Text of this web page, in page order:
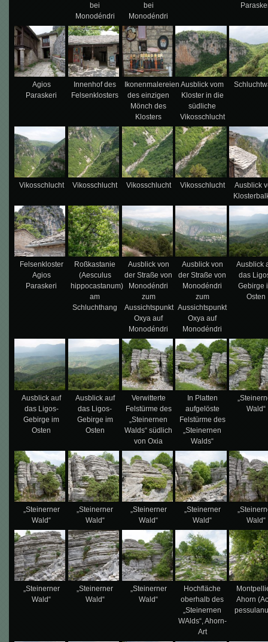
bei
Monodéndri
bei
Monodéndri
Agios
Paraskeri
Innenhof des
Felsenklosters
Ikonenmalereien
des einzigen
Mönch des
Klosters
Ausblick vom
Kloster in die
südliche
Vikosschlucht
Vikosschlucht Vikosschlucht Vikosschlucht Vikosschlucht
Ausblick
Felsenkloster
Agios
Paraskeri
Roßkastanie
(Aesculus
hippocastanum)
am
Schluchthang
Ausblick von
der Straße von
Monodéndri
zum
Aussichtspunkt
Oxya auf
Monodéndri
Ausblick von
der Straße von
Monodéndri
zum
Aussichtspunkt
Oxya auf
Monodéndri
Ausblick
das
Gebirge
Osten
Ausblick auf
das Ligos-
Gebirge im
Osten
Ausblick auf
das Ligos-
Gebirge im
Osten
Verwitterte
Felstürme des
„Steinernen
Walds“ südlich
von Oxia
In Platten
aufgelöste
Felstürme des
„Steinernen
Walds“
Wald“
„Steinerner
Wald“
„Steinerner
Wald“
„Steinerner
Wald“
„Steinerner
Wald“
Wald“
„Steinerner
Wald“
„Steinerner
Wald“
„Steinerner
Wald“
Hochfläche
oberhalb des
„Steinernen
WAlds“, Ahorn-
Art
Ahorn